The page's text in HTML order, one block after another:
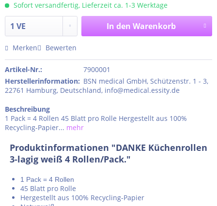
Sofort versandfertig, Lieferzeit ca. 1-3 Werktage
In den Warenkorb
Merken Bewerten
Artikel-Nr.:
7900001
Herstellerinformation: BSN medical GmbH, Schützenstr. 1 - 3,
22761 Hamburg, Deutschland, info@medical.essity.de
Beschreibung
1 Pack = 4 Rollen 45 Blatt pro Rolle Hergestellt aus 100%
Recycling-Papier... mehr
Produktinformationen "DANKE Küchenrollen
3-lagig weiß 4 Rollen/Pack."
1 Pack = 4 Rollen
45 Blatt pro Rolle
Hergestellt aus 100% Recycling-Papier